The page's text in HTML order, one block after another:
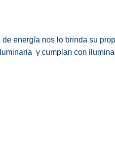
energía nos lo brinda su
y cumplan con